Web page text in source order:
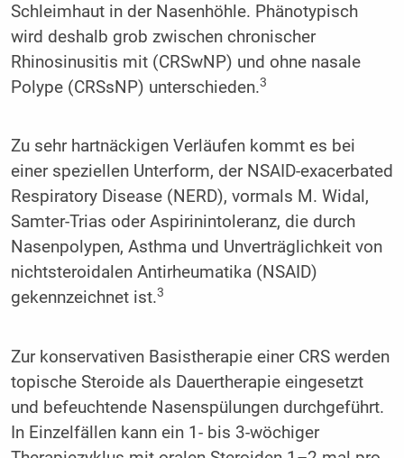
Schleimhaut in der Nasenhöhle. Phänotypisch
wird deshalb grob zwischen chronischer
Rhinosinusitis mit (CRSwNP) und ohne nasale
Polype (CRSsNP) unterschieden.3
Zu sehr hartnäckigen Verläufen kommt es bei
einer speziellen Unterform, der NSAID-exacerbated
Respiratory Disease (NERD), vormals M. Widal,
Samter-Trias oder Aspirinintoleranz, die durch
Nasenpolypen, Asthma und Unverträglichkeit von
nichtsteroidalen Antirheumatika (NSAID)
gekennzeichnet ist.3
Zur konservativen Basistherapie einer CRS werden
topische Steroide als Dauertherapie eingesetzt
und befeuchtende Nasenspülungen durchgeführt.
In Einzelfällen kann ein 1- bis 3-wöchiger